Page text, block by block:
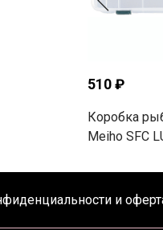
510 ₽
Коробка
Meiho SFC
и